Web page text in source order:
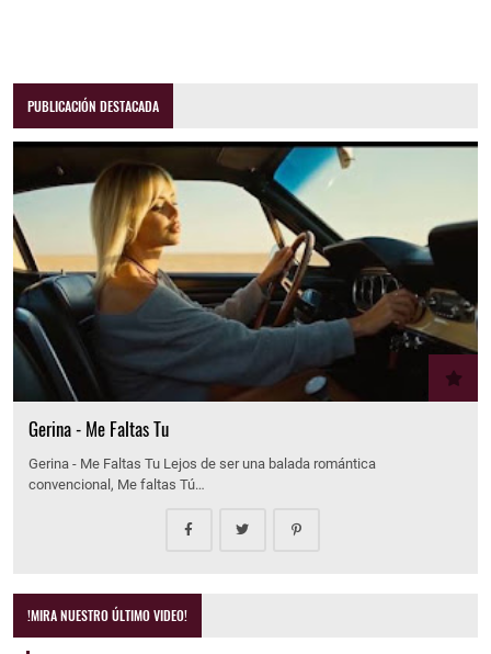
PUBLICACIÓN DESTACADA
Gerina - Me Faltas Tu
Gerina - Me Faltas Tu Lejos de ser una balada romántica
convencional, Me faltas Tú…
!MIRA NUESTRO ÚLTIMO VIDEO!